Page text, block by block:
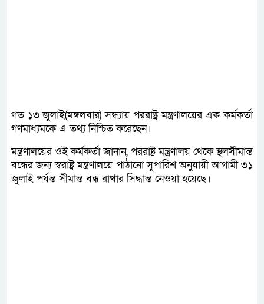
গত ১৩ জুলাই(মঙ্গলবার) সন্ধ্যায় পররাষ্ট্র মন্ত্রণালয়ের এক কর্মকর্তা
গণমাধ্যমকে এ তথ্য নিশ্চিত করেছেন।
মন্ত্রণালয়ের ওই কর্মকর্তা জানান, পররাষ্ট্র মন্ত্রণালয় থেকে স্থলসীমান্ত
বন্ধের জন্য স্বরাষ্ট্র মন্ত্রণালয়ে পাঠানো সুপারিশ অনুযায়ী আগামী ৩১
জুলাই পর্যন্ত সীমান্ত বন্ধ রাখার সিদ্ধান্ত নেওয়া হয়েছে।